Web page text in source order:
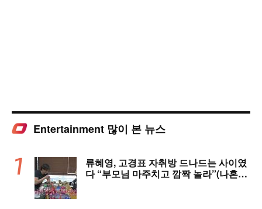
Entertainment 많이 본 뉴스
류혜영, 고경표 자취방 드나드는 사이였
다 “부모님 마주치고 깜짝 놀라”(나혼자